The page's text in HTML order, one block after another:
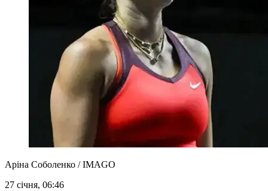
Аріна Соболенко / IMAGO
27 січня, 06:46